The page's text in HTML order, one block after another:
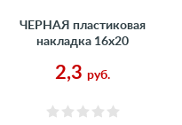
ЧЕРНАЯ пластиковая
накладка 16х20
2,3 руб.